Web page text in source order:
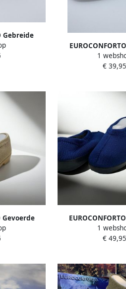
Gebreide
Royal
Portugese Schoen
Turquoise
1
€ 39,95
Gevoerde
Beige
Gebreide
Blauw Kobalt
1
€ 49,95